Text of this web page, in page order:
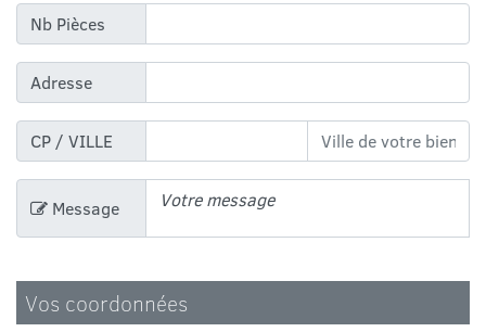
Nb Pièces
Adresse
CP / VILLE
Message
Vos coordonnées